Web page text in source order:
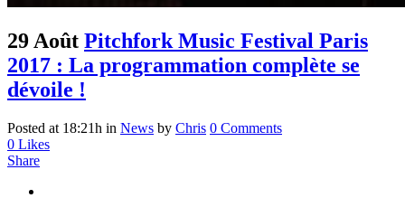
29 Août Pitchfork Music Festival Paris
2017 : La programmation complète se
dévoile !
Posted at 18:21h in News by Chris 0 Comments
0 Likes
Share